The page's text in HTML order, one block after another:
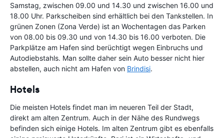
Samstag, zwischen 09.00 und 14.30 und zwischen 16.00 und
18.00 Uhr. Parkscheiben sind erhältlich bei den Tankstellen. In
grünen Zonen (Zona Verde) ist an Wochentagen das Parken
von 08.00 bis 09.30 und von 14.30 bis 16.00 verboten. Die
Parkplätze am Hafen sind berüchtigt wegen Einbruchs und
Autodiebstahls. Man sollte daher sein Auto besser nicht hier
abstellen, auch nicht am Hafen von Brindisi.
Hotels
Die meisten Hotels findet man im neueren Teil der Stadt,
direkt am alten Zentrum. Auch in der Nähe des Rundwegs
befinden sich einige Hotels. Im alten Zentrum gibt es ebenfalls